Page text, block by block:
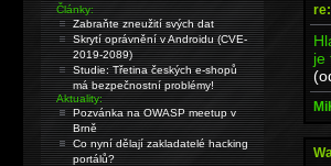
je
Články:
Zabraňte zneužití svých dat
Skrytí oprávnění v Androidu (CVE-
2019-2089)
Studie: Třetina českých e-shopů
má bezpečnostní problémy!
Aktuality:
Pozvánka na OWASP meetup v
Brně
Co nyní dělají zakladatelé hacking
portálů?